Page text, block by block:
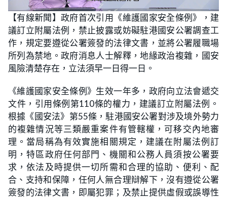
U
n
m
t
e
L
o
a
d
e
:
2
2
.
9
2
【有線新聞】政府首次引用《維護國家安全條例》，建
議訂立附屬法例，禁止披露或妨礙駐港國安公署調查工
作，規定要遵從公署簽發的法律文書，並將公署履職場
所列為禁地。政府消息人士解釋，地緣政治複雜，國安
風險清楚存在，立法須早一日得一日。
《維護國家安全條例》生效一年多，政府向立法會遞交
文件，引用條例第110條的權力，建議訂立附屬法例。
根據《國安法》第55條，駐港國安公署對涉及境外勢力
的複雜情況等三類嚴重案件有管轄權，可移交內地審
理。當局稱為有效實施相關規定，建議在附屬法例訂
明，特區政府任何部門、機關和公務人員須按公署要
求，依法及時提供一切所需和合理的協助、便利、配
合、支持和保障，任何人無合理辯解下，沒有遵從公署
簽發的法律文書，即屬犯罪；及禁止提供虛假或誤導性